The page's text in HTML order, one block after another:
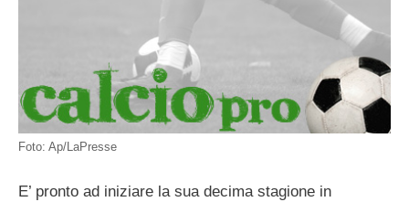
Foto: Ap/LaPresse
E’ pronto ad iniziare la sua decima stagione in